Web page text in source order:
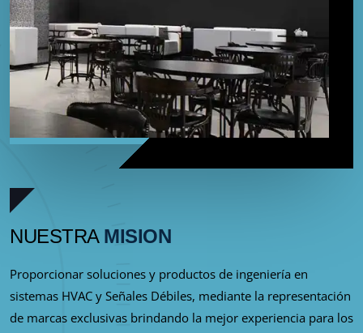
NUESTRA MISION
Proporcionar soluciones y productos de ingeniería en
sistemas HVAC y Señales Débiles, mediante la representación
de marcas exclusivas brindando la mejor experiencia para los